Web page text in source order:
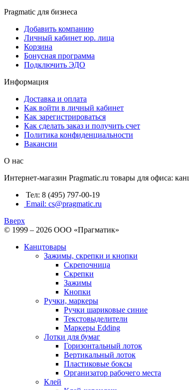
Pragmatic для бизнеса
Добавить компанию
Личный кабинет юр. лица
Корзина
Бонусная программа
Подключить ЭДО
Информация
Доставка и оплата
Как войти в личный кабинет
Как зарегистрироваться
Как сделать заказ и получить счет
Политика конфиденциальности
Вакансии
О нас
Интернет-магазин Pragmatic.ru товары для офиса:
Тел: 8 (495) 797-00-19
Email: cs@pragmatic.ru
Вверх
© 1999 – 2026 ООО «Прагматик»
Канцтовары
Зажимы, скрепки и кнопки
Скрепочница
Скрепки
Зажимы
Кнопки
Ручки, маркеры
Ручки шариковые синие
Текстовыделители
Маркеры Edding
Лотки для бумаг
Горизонтальный лоток
Вертикальный лоток
Пластиковые боксы
Организатор рабочего места
Клей